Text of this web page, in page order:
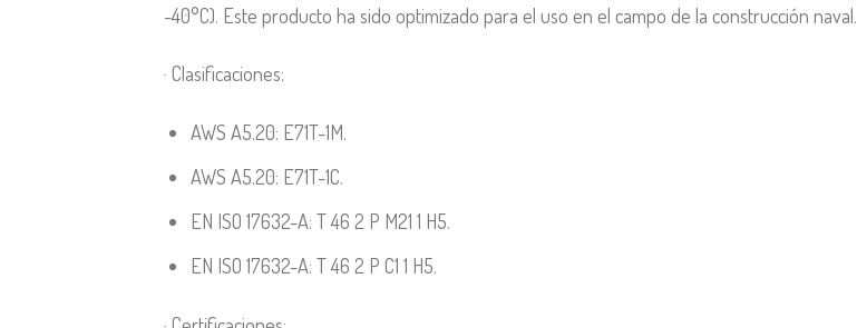
-40°C). Este producto ha sido optimizado para el uso en el campo de la construcción naval.
· Clasificaciones:
AWS A5.20: E71T-1M.
AWS A5.20: E71T-1C.
EN ISO 17632-A: T 46 2 P M21 1 H5.
EN ISO 17632-A: T 46 2 P C1 1 H5.